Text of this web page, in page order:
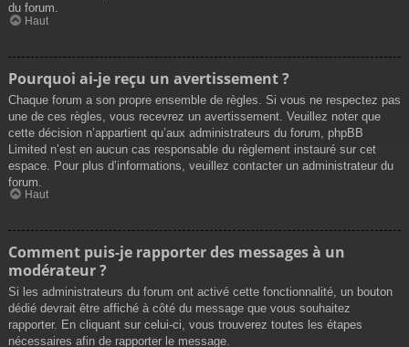
du forum.
Haut
Pourquoi ai-je reçu un avertissement ?
Chaque forum a son propre ensemble de règles. Si vous ne respectez pas
une de ces règles, vous recevrez un avertissement. Veuillez noter que
cette décision n’appartient qu’aux administrateurs du forum, phpBB
Limited n’est en aucun cas responsable du règlement instauré sur cet
espace. Pour plus d’informations, veuillez contacter un administrateur du
forum.
Haut
Comment puis-je rapporter des messages à un
modérateur ?
Si les administrateurs du forum ont activé cette fonctionnalité, un bouton
dédié devrait être affiché à côté du message que vous souhaitez
rapporter. En cliquant sur celui-ci, vous trouverez toutes les étapes
nécessaires afin de rapporter le message.